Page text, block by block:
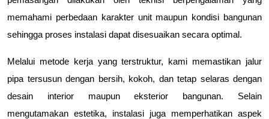
memahami perbedaan karakter unit maupun kondisi bangunan
sehingga proses instalasi dapat disesuaikan secara optimal.
Melalui metode kerja yang terstruktur, kami memastikan jalur
pipa tersusun dengan bersih, kokoh, dan tetap selaras dengan
desain interior maupun eksterior bangunan. Selain
mengutamakan estetika, instalasi juga memperhatikan aspek